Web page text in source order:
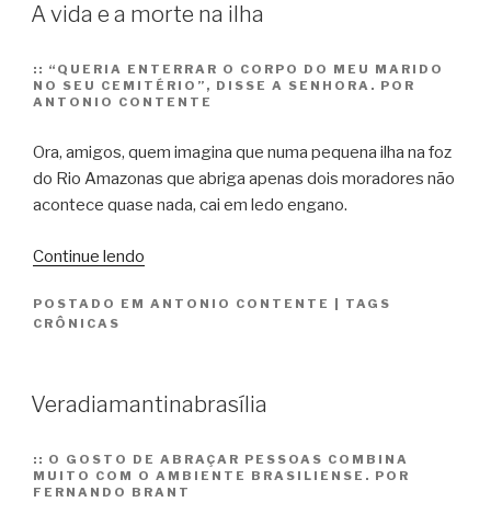
A vida e a morte na ilha
:: “QUERIA ENTERRAR O CORPO DO MEU MARIDO
NO SEU CEMITÉRIO”, DISSE A SENHORA. POR
ANTONIO CONTENTE
Ora, amigos, quem imagina que numa pequena ilha na foz
do Rio Amazonas que abriga apenas dois moradores não
acontece quase nada, cai em ledo engano.
Continue lendo
e
ilha”
POSTADO EM ANTONIO CONTENTE
TAGS
CRÔNICAS
Veradiamantinabrasília
:: O GOSTO DE ABRAÇAR PESSOAS COMBINA
MUITO COM O AMBIENTE BRASILIENSE. POR
FERNANDO BRANT